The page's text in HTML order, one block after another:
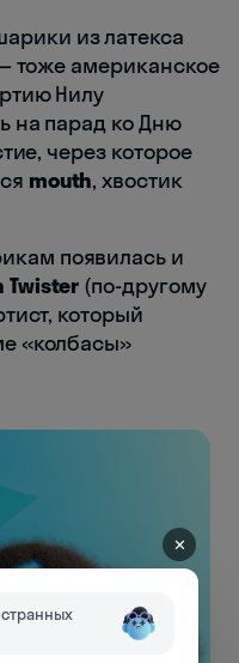
из латекса
тоже американское
Нилу
на парад ко Дню
через которое
mouth, хвостик
появилась и
Twister (по-другому
который
«колбасы»
✕